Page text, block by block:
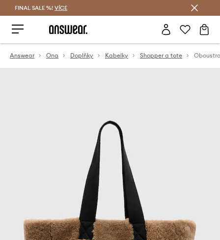
FINAL SALE %! VÍCE
Answear Ona Doplňky Kabelky Shopper a tote